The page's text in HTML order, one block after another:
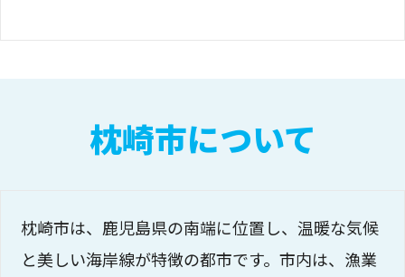
枕崎市について
枕崎市は、鹿児島県の南端に位置し、温暖な気候
と美しい海岸線が特徴の都市です。市内は、漁業